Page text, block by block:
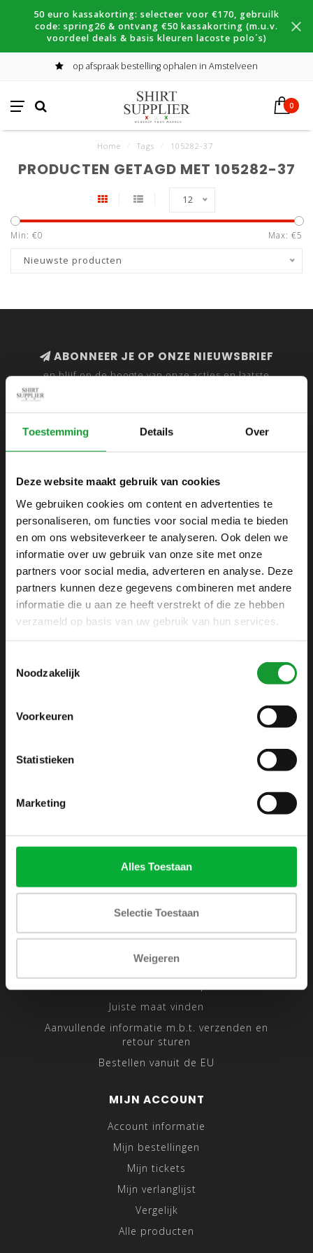
Toestemming Details Over
Deze website maakt gebruik van cookies
We gebruiken cookies om content en advertenties te
personaliseren, om functies voor social media te bieden
en om ons websiteverkeer te analyseren. Ook delen we
informatie over uw gebruik van onze site met onze
partners voor social media, adverteren en analyse. Deze
partners kunnen deze gegevens combineren met andere
informatie die u aan ze heeft verstrekt of die ze hebben
verzameld op basis van uw gebruik van hun services.
Noodzakelijk
Voorkeuren
Statistieken
Marketing
Alles Toestaan
Selectie Toestaan
Weigeren
50 euro kassakorting: selecteer voor €170, gebruilk
code: spring26 & ontvang €50 kassakorting (m.u.v.
voordeel deals & basis kleuren lacoste polo´s)
op afspraak bestelling ophalen in Amstelveen
0
Home Tags 105282-37
PRODUCTEN GETAGD MET 105282-37
12
Min: €0 Max: €5
Nieuwste producten
ABONNEER JE OP ONZE NIEUWSBRIEF
en blijf op de hoogte van onze acties en laatste
SHIRTSUPPLIER.NL
Webshop voor mannen
Zijlijnstraat 24
1433 DC
+31 6 42 52 32 80
+31 6 42 52 32 80
Disclaimer
Privacy Policy
Sitemap
Traveling Tailor
Juiste maat vinden
Aanvullende informatie m.b.t. verzenden en
retour sturen
Bestellen vanuit de EU
MIJN ACCOUNT
Account informatie
Mijn bestellingen
Mijn tickets
Mijn verlanglijst
Vergelijk
Alle producten